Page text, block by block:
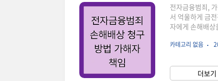
전자금융범죄,
서 억울하게 금
자에게 손해배상
해자에게 손해배
불법행위로 인해
750조, 불법행
카테고리 없음
더보기